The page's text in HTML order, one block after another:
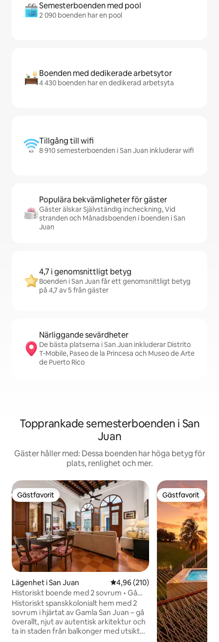
Semesterboenden med pool
2 090 boenden har en pool
Boenden med dedikerade arbetsytor
4 430 boenden har en dedikerad arbetsyta
Tillgång till wifi
8 910 semesterboenden i San Juan inkluderar wifi
Populära bekvämligheter för gäster
Gäster älskar Självständig incheckning, Vid
stranden och Månadsboenden i boenden i San
Juan
4,7 i genomsnittligt betyg
Boenden i San Juan får ett genomsnittligt betyg
på 4,7 av 5 från gäster
Närliggande sevärdheter
De bästa platserna i San Juan inkluderar Distrito
T-Mobile, Paseo de la Princesa och Museo de Arte
de Puerto Rico
Topprankade semesterboenden i San
Juan
Gäster håller med: Dessa boenden har höga betyg för
plats, renlighet och mer.
Gästfavorit
Gästfavorit
Lägenhet i San Juan 4,96 av 5 i genomsnittligt
4,96 (210)
Historiskt boende med 2 sovrum • Gå
överallt • Tyst, dubbelsäng (King)
Historiskt spanskkolonialt hem med 2
sovrum i hjärtat av Gamla San Juan – gå
överallt, njut av autentisk arkitektur och
ta in staden från balkonger med utsikt
Gästfavorit
Gästfavorit